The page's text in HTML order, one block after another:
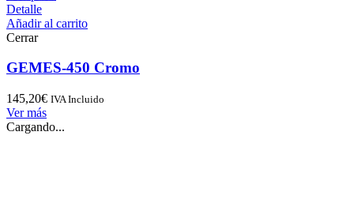
Detalle
Añadir al carrito
Cerrar
GEMES-450 Cromo
145,20€ IVA Incluido
Ver más
Cargando...